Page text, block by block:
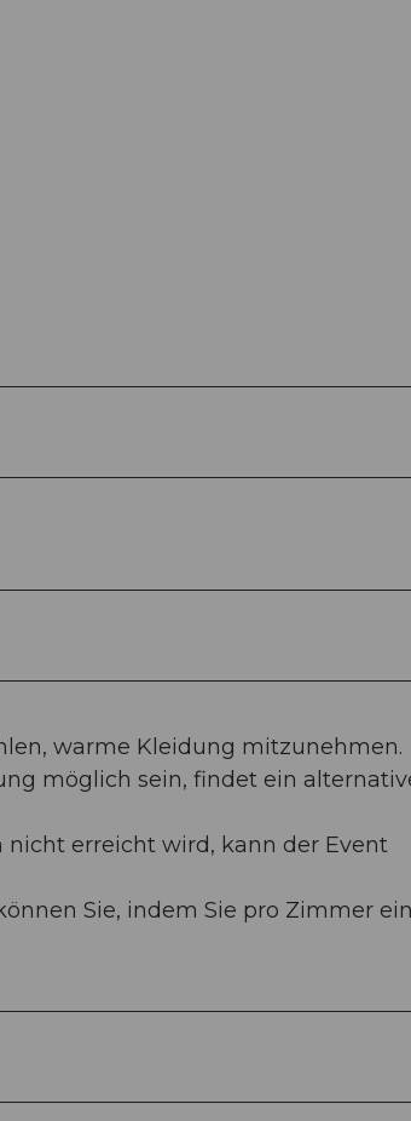
warme Kleidung mitzunehmen.
möglich sein, findet ein
nicht erreicht wird, kann der Event
Sie, indem Sie pro Zimmer